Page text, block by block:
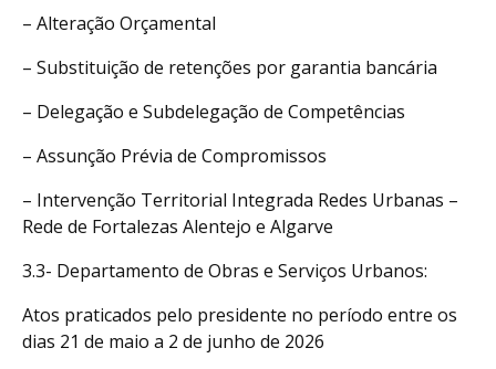
– Alteração Orçamental
– Substituição de retenções por garantia bancária
– Delegação e Subdelegação de Competências
– Assunção Prévia de Compromissos
– Intervenção Territorial Integrada Redes Urbanas –
Rede de Fortalezas Alentejo e Algarve
3.3- Departamento de Obras e Serviços Urbanos:
Atos praticados pelo presidente no período entre os
dias 21 de maio a 2 de junho de 2026